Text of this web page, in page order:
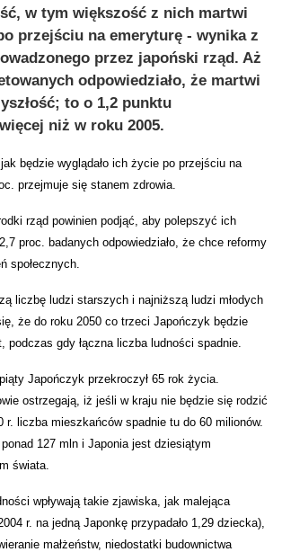
w tym większość z nich martwi
przejściu na emeryturę - wynika z
przez japoński rząd. Aż
odpowiedziało, że martwi
to o 1,2 punktu
niż w roku 2005.
będzie wyglądało ich życie po przejściu na
przejmuje się stanem zdrowia.
rząd powinien podjąć, aby polepszyć ich
proc. badanych odpowiedziało, że chce reformy
społecznych.
liczbę ludzi starszych i najniższą ludzi młodych
że do roku 2050 co trzeci Japończyk będzie
podczas gdy łączna liczba ludności spadnie.
Japończyk przekroczył 65 rok życia.
ostrzegają, iż jeśli w kraju nie będzie się rodzić
r. liczba mieszkańców spadnie tu do 60 milionów.
127 mln i Japonia jest dziesiątym
świata.
wpływają takie zjawiska, jak malejąca
r. na jedną Japonkę przypadało 1,29 dziecka),
małżeństw, niedostatki budownictwa